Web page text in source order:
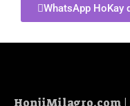
WhatsApp HoKay
HonjiMilagro.com |